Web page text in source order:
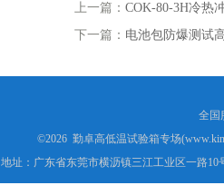
上一篇： COK-80-3H冷热
下一篇： 电池包防爆测试
全国
©2026 勤卓高低温试验箱专场
地址：广东省东莞市横沥镇三江工业区一路10